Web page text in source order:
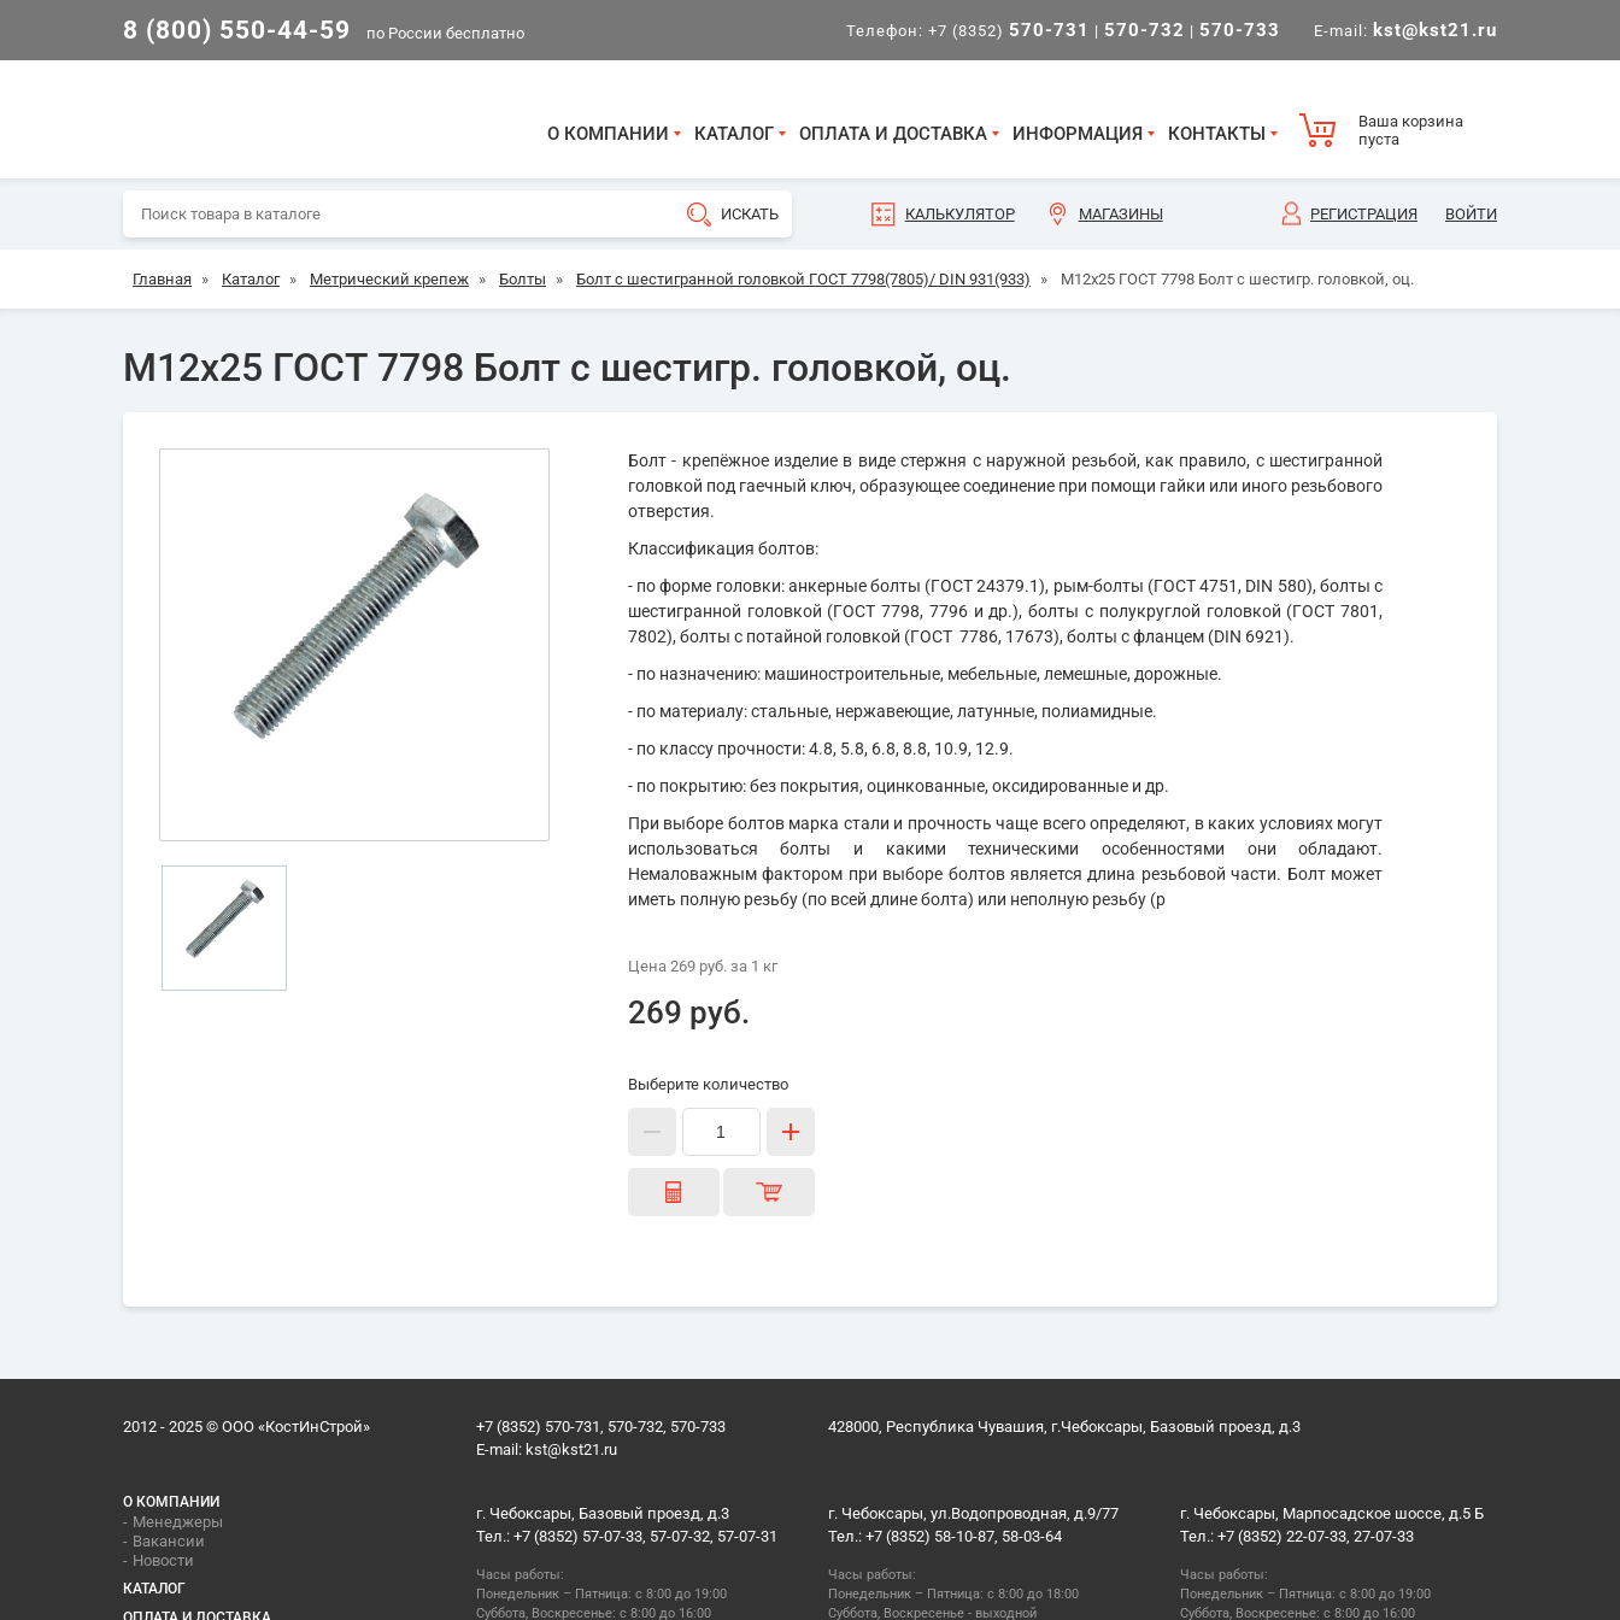
8 (800) 550-44-59 по России бесплатно Телефон: +7 (8352) 570-731 | 570-732 | 570-733 E-mail: kst@kst21.ru
О КОМПАНИИ КАТАЛОГ ОПЛАТА И ДОСТАВКА ИНФОРМАЦИЯ КОНТАКТЫ
Ваша корзина
пуста
КАЛЬКУЛЯТОР МАГАЗИНЫ РЕГИСТРАЦИЯ ВОЙТИ
Главная » Каталог » Метрический крепеж » Болты » Болт с шестигранной головкой ГОСТ 7798(7805)/ DIN 931(933) » М12х25 ГОСТ 7798 Болт с шестигр. головкой, оц.
М12х25 ГОСТ 7798 Болт с шестигр. головкой, оц.
Болт - крепёжное изделие в виде стержня с наружной резьбой, как правило, с шестигранной
головкой под гаечный ключ, образующее соединение при помощи гайки или иного резьбового
отверстия.
Классификация болтов:
- по форме головки: анкерные болты (ГОСТ 24379.1), рым-болты (ГОСТ 4751, DIN 580), болты с
шестигранной головкой (ГОСТ 7798, 7796 и др.), болты с полукруглой головкой (ГОСТ 7801,
7802), болты с потайной головкой (ГОСТ 7786, 17673), болты с фланцем (DIN 6921).
- по назначению: машиностроительные, мебельные, лемешные, дорожные.
- по материалу: стальные, нержавеющие, латунные, полиамидные.
- по классу прочности: 4.8, 5.8, 6.8, 8.8, 10.9, 12.9.
- по покрытию: без покрытия, оцинкованные, оксидированные и др.
При выборе болтов марка стали и прочность чаще всего определяют, в каких условиях могут
использоваться болты и какими техническими особенностями они обладают.
Немаловажным фактором при выборе болтов является длина резьбовой части. Болт может
иметь полную резьбу (по всей длине болта) или неполную резьбу (р
Цена 269 руб.за 1 кг
269 руб.
Выберите количество
2012 - 2025 © ООО «КостИнСтрой»
+7 (8352) 570-731, 570-732, 570-733
E-mail: kst@kst21.ru
428000, Республика Чувашия, г.Чебоксары, Базовый проезд, д.3
О КОМПАНИИ
Менеджеры
Вакансии
Новости
КАТАЛОГ
г. Чебоксары, Базовый проезд, д.3
Тел.: +7 (8352) 57-07-33, 57-07-32, 57-07-31
Часы работы:
Понедельник – Пятница: с 8:00 до 19:00
Суббота, Воскресенье: с 8:00 до 16:00
г. Чебоксары, ул.Водопроводная, д.9/77
Тел.: +7 (8352) 58-10-87, 58-03-64
Часы работы:
Понедельник – Пятница: с 8:00 до 18:00
Суббота, Воскресенье - выходной
г. Чебоксары, Марпосадское шоссе, д.5 Б
Тел.: +7 (8352) 22-07-33, 27-07-33
Часы работы:
Понедельник – Пятница: с 8:00 до 19:00
Суббота, Воскресенье: с 8:00 до 16:00